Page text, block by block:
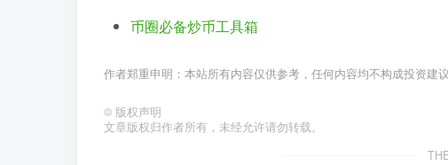
币圈必备炒币工具箱
作者郑重申明：本站所有内容仅供参考，任何内容均不构成投资建
© 版权声明
文章版权归作者所有，未经允许请勿转载。